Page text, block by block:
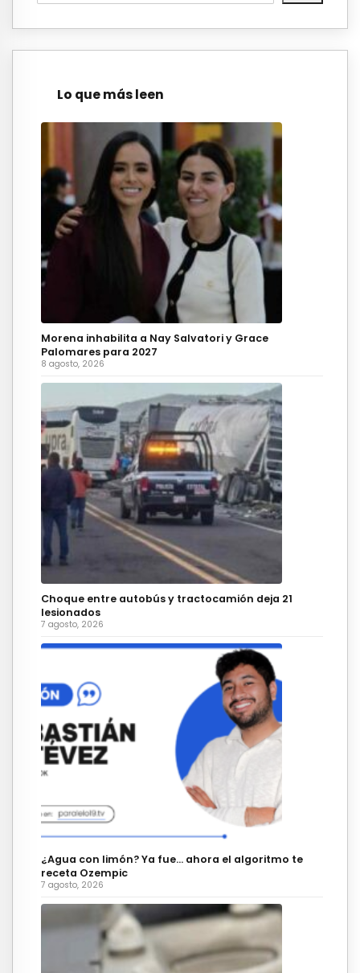
Lo que más leen
Morena inhabilita a Nay Salvatori y Grace
Palomares para 2027
8 agosto, 2026
Choque entre autobús y tractocamión deja 21
lesionados
7 agosto, 2026
¿Agua con limón? Ya fue… ahora el algoritmo te
receta Ozempic
7 agosto, 2026